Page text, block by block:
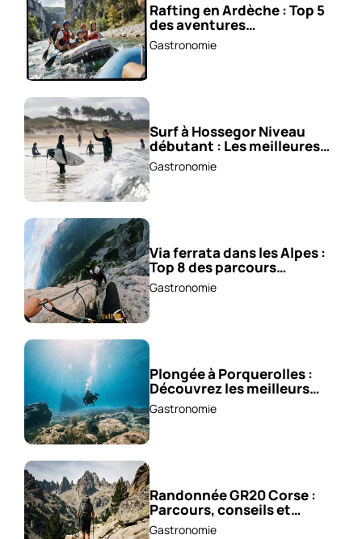
Rafting en Ardèche : Top 5
des aventures
incontournables !
Gastronomie
Surf à Hossegor Niveau
débutant : Les meilleures
écoles !
Gastronomie
Via ferrata dans les Alpes :
Top 8 des parcours
sensationnels !
Gastronomie
Plongée à Porquerolles :
Découvrez les meilleurs
spots !
Gastronomie
Randonnée GR20 Corse :
Parcours, conseils et
astuces !
Gastronomie